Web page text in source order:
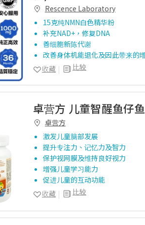
Rescence Laboratory
15克纯NMN白色精华粉
补充NAD+，修复DNA
善细胞新陈代谢
改善身体机能退化及因此带来的
比较
收藏
卓营方 儿童智醒鱼仔
卓营方
激发儿童脑部发展
提升专注力、记忆力及智力
保护视网膜及维持良好视力
增强儿童学习能力
促进儿童的互动功能
比较
收藏